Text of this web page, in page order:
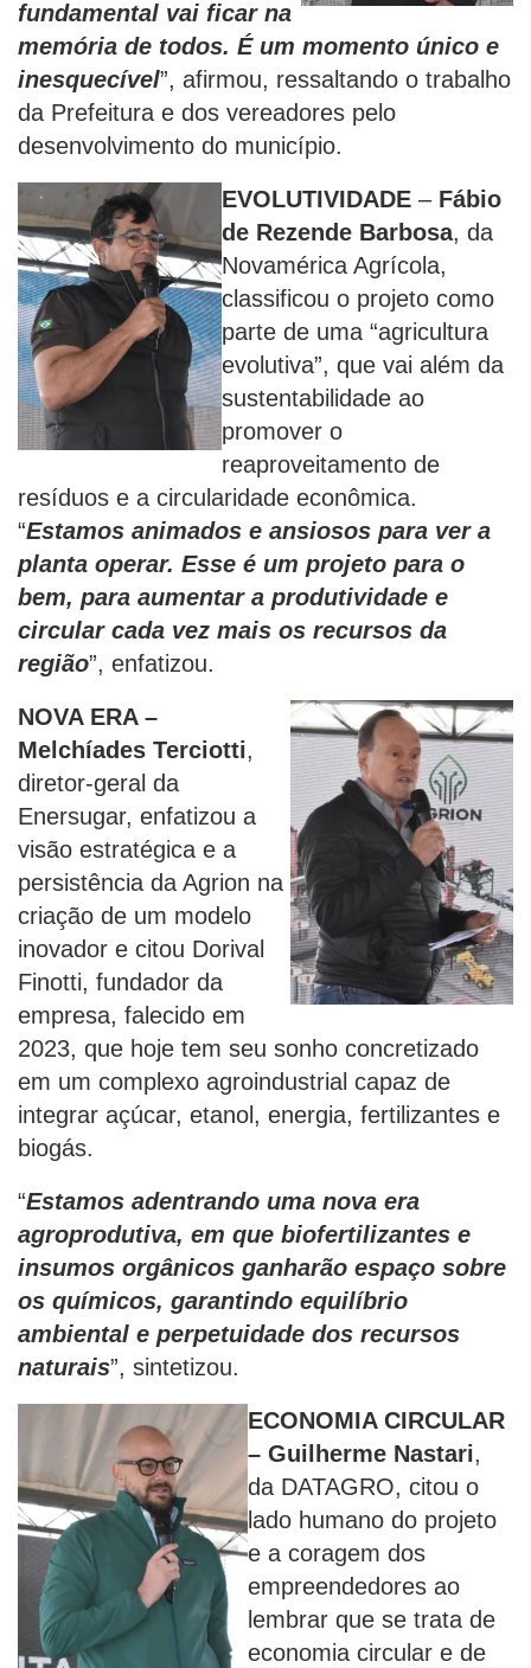
fundamental vai ficar na
memória de todos. É um momento único e
inesquecível”, afirmou, ressaltando o trabalho
da Prefeitura e dos vereadores pelo
desenvolvimento do município.
EVOLUTIVIDADE – Fábio
de Rezende Barbosa, da
Novamérica Agrícola,
classificou o projeto como
parte de uma “agricultura
evolutiva”, que vai além da
sustentabilidade ao
promover o
reaproveitamento de
resíduos e a circularidade econômica.
“Estamos animados e ansiosos para ver a
planta operar. Esse é um projeto para o
bem, para aumentar a produtividade e
circular cada vez mais os recursos da
região”, enfatizou.
NOVA ERA –
Melchíades Terciotti,
diretor-geral da
Enersugar, enfatizou a
visão estratégica e a
persistência da Agrion na
criação de um modelo
inovador e citou Dorival
Finotti, fundador da
empresa, falecido em
2023, que hoje tem seu sonho concretizado
em um complexo agroindustrial capaz de
integrar açúcar, etanol, energia, fertilizantes e
biogás.
“Estamos adentrando uma nova era
agroprodutiva, em que biofertilizantes e
insumos orgânicos ganharão espaço sobre
os químicos, garantindo equilíbrio
ambiental e perpetuidade dos recursos
naturais”, sintetizou.
ECONOMIA CIRCULAR
– Guilherme Nastari,
da DATAGRO, citou o
lado humano do projeto
e a coragem dos
empreendedores ao
lembrar que se trata de
economia circular e de